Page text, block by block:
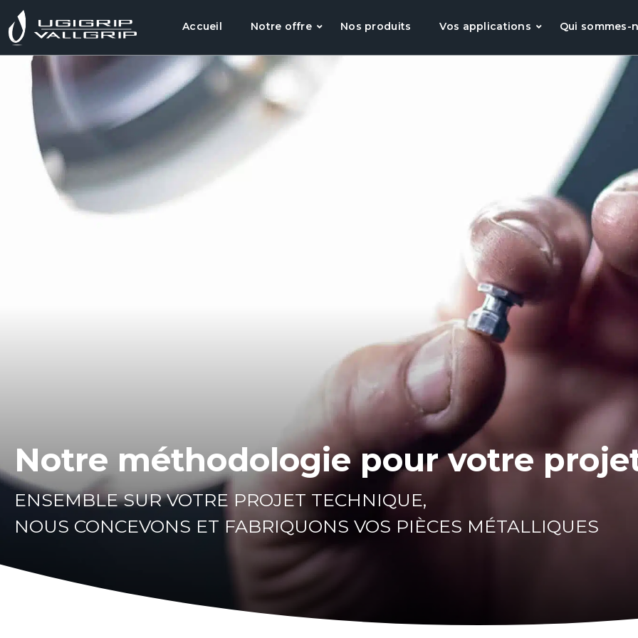
Accueil Notre offre Nos produits Vos applications Qui sommes-
Notre méthodologie pour votre
ENSEMBLE SUR VOTRE PROJET TECHNIQUE,
NOUS CONCEVONS ET FABRIQUONS VOS PIÈCES MÉTALLIQUES